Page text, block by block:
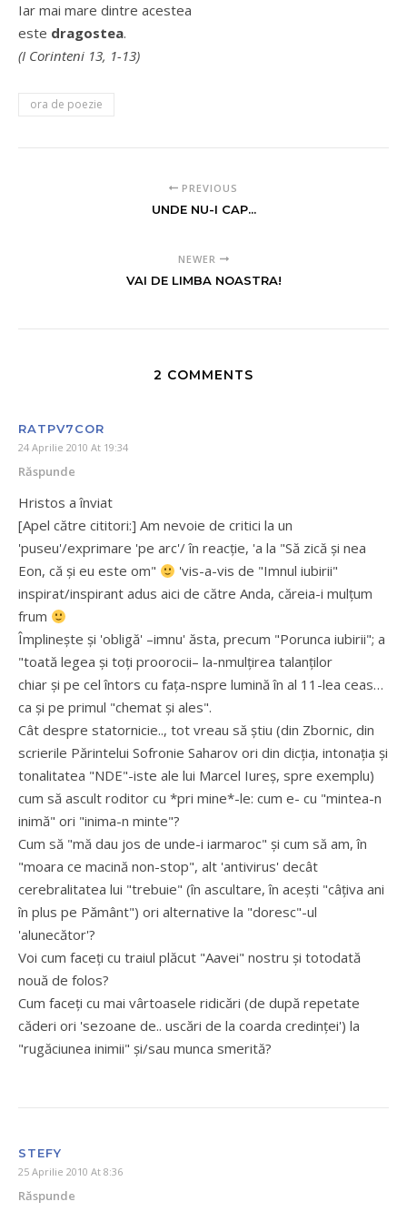
Iar mai mare dintre acestea
este dragostea.
(I Corinteni 13, 1-13)
ora de poezie
PREVIOUS
UNDE NU-I CAP...
NEWER
VAI DE LIMBA NOASTRA!
2 COMMENTS
RATPV7COR
24 Aprilie 2010 At 19:34
Răspunde
Hristos a înviat
[Apel către cititori:] Am nevoie de critici la un
'puseu'/exprimare 'pe arc'/ în reacţie, 'a la "Să zică şi nea
Eon, că şi eu este om"
'vis-a-vis de "Imnul iubirii"
inspirat/inspirant adus aici de către Anda, căreia-i mulţum
frum
Împlineşte şi 'obligă' –imnu' ăsta, precum "Porunca iubirii"; a
"toată legea şi toţi proorocii– la-nmulţirea talanţilor
chiar şi pe cel întors cu faţa-nspre lumină în al 11-lea ceas…
ca şi pe primul "chemat şi ales".
Cât despre statornicie.., tot vreau să ştiu (din Zbornic, din
scrierile Părintelui Sofronie Saharov ori din dicţia, intonaţia şi
tonalitatea "NDE"-iste ale lui Marcel Iureş, spre exemplu)
cum să ascult roditor cu *pri mine*-le: cum e- cu "mintea-n
inimă" ori "inima-n minte"?
Cum să "mă dau jos de unde-i iarmaroc" şi cum să am, în
"moara ce macină non-stop", alt 'antivirus' decât
cerebralitatea lui "trebuie" (în ascultare, în aceşti "câţiva ani
în plus pe Pământ") ori alternative la "doresc"-ul
'alunecător'?
Voi cum faceţi cu traiul plăcut "Aavei" nostru şi totodată
nouă de folos?
Cum faceţi cu mai vârtoasele ridicări (de după repetate
căderi ori 'sezoane de.. uscări de la coarda credinţei') la
"rugăciunea inimii" şi/sau munca smerită?
STEFY
25 Aprilie 2010 At 8:36
Răspunde